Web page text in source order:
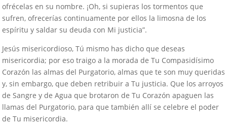
ofrécelas en su nombre. ¡Oh, si supieras los tormentos que
sufren, ofrecerías continuamente por ellos la limosna de los
espíritu y saldar su deuda con Mi justicia”.
Jesús misericordioso, Tú mismo has dicho que deseas
misericordia; por eso traigo a la morada de Tu Compasidísimo
Corazón las almas del Purgatorio, almas que te son muy queridas
y, sin embargo, que deben retribuir a Tu justicia. Que los arroyos
de Sangre y de Agua que brotaron de Tu Corazón apaguen las
llamas del Purgatorio, para que también allí se celebre el poder
de Tu misericordia.